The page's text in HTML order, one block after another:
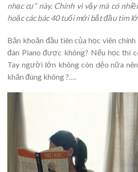
nhạc cụ” này. Chính vì vậy mà có
hoặc các bác 40 tuổi mới bắt đầu tìm
Băn khoăn đầu tiên của học viên
đàn Piano được không? Nếu học thì
Tay người lớn không còn dẻo nữa
khăn đúng không ?….